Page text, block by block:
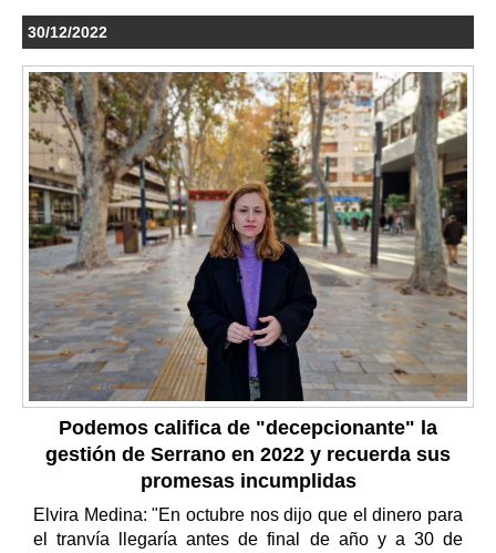
30/12/2022
Podemos califica de "decepcionante" la
gestión de Serrano en 2022 y recuerda sus
promesas incumplidas
Elvira Medina: "En octubre nos dijo que el dinero para
el tranvía llegaría antes de final de año y a 30 de